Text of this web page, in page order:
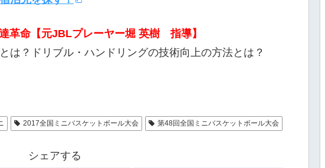
革命【元JBLプレーヤー堀 英樹 指導】
は？ドリブル・ハンドリングの技術向上の方法とは？
2017全国ミニバスケットボール大会 第48回全国ミニバスケットボール大会
シェアする